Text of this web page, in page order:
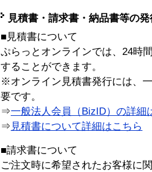
見積書・請求書・納品書等の
■見積書について
ぷらっとオンラインでは、24時
することができます。
※オンライン見積書発行には、
要です。
⇒一般法人会員（BizID）の詳細
⇒ 見積書について詳細はこちら
■請求書について
ご注文時に希望されたお客様に